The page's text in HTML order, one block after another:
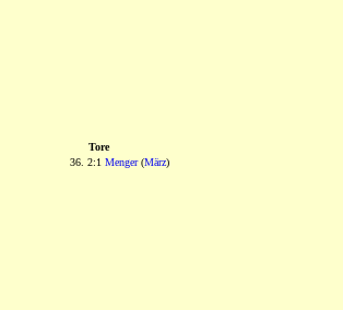
Tore
36. 2:1 Menger(März)